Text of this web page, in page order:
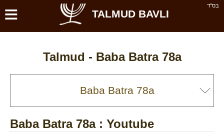
בס''ד ≡ TALMUD BAVLI
Talmud - Baba Batra 78a
Baba Batra 78a: Youtube